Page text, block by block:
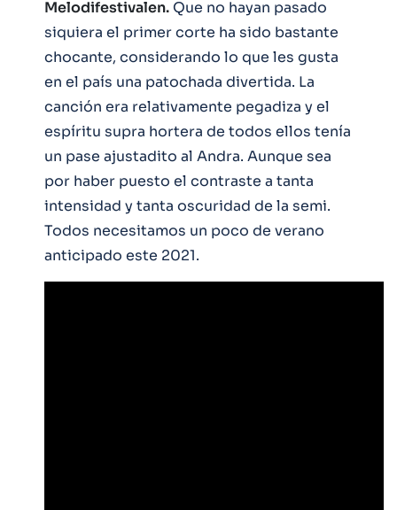
Melodifestivalen. Que no hayan pasado
siquiera el primer corte ha sido bastante
chocante, considerando lo que les gusta
en el país una patochada divertida. La
canción era relativamente pegadiza y el
espíritu supra hortera de todos ellos tenía
un pase ajustadito al Andra. Aunque sea
por haber puesto el contraste a tanta
intensidad y tanta oscuridad de la semi.
Todos necesitamos un poco de verano
anticipado este 2021.